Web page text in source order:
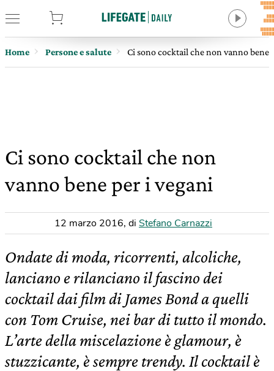
Home Persone e salute Ci sono cocktail che non vanno bene
Ci sono cocktail che non
vanno bene per i vegani
12 marzo 2016, di Stefano Carnazzi
Ondate di moda, ricorrenti, alcoliche,
lanciano e rilanciano il fascino dei
cocktail dai film di James Bond a quelli
con Tom Cruise, nei bar di tutto il mondo.
L’arte della miscelazione è glamour, è
stuzzicante, è sempre trendy. Il cocktail è